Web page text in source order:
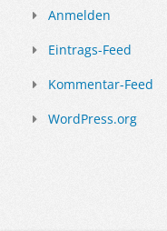
Anmelden
Eintrags-Feed
Kommentar-Feed
WordPress.org